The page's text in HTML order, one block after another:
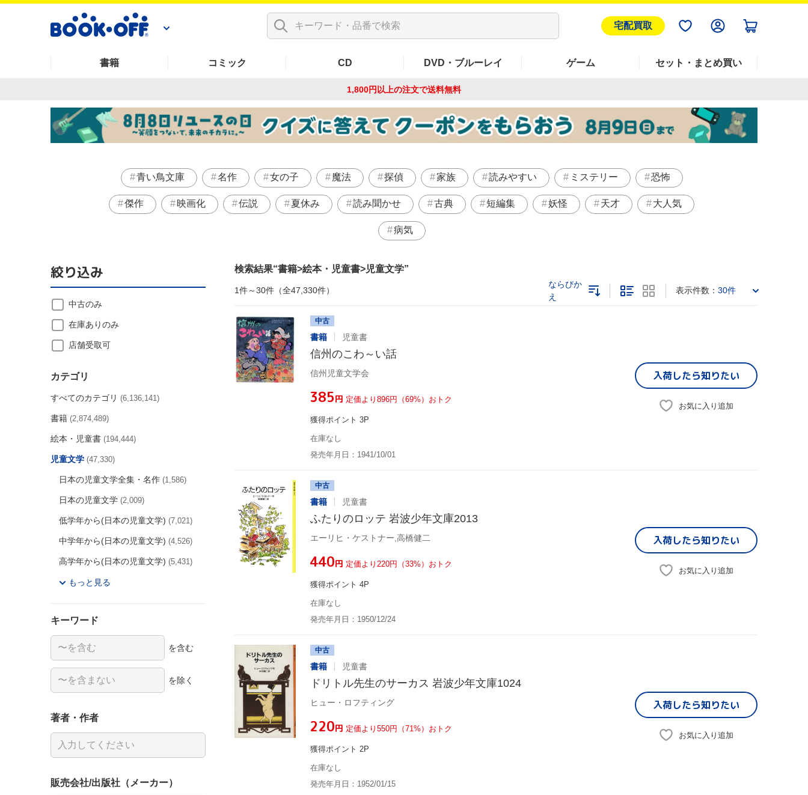
宅配買取
書籍 コミック CD DVD・ブルーレイ ゲーム セット・まとめ買い
1,800円以上の注文で送料無料
青い鳥文庫 名作 女の子 魔法 探偵 家族 読みやすい ミステリー 恐怖
傑作 映画化 伝説 夏休み 読み聞かせ 古典 短編集 妖怪 天才 大人気
病気
検索結果 書籍>絵本・児童書>児童文学
1件～30件（全47,330件）
ならびか
え
表示件数： 30件
中古
書籍 児童書
信州のこわ～い話
信州児童文学会
¥385円 定価より896円（69%）おトク
獲得ポイント 3P
在庫なし
発売年月日：1941/10/01
入荷したら知りたい
お気に入り追加
中古
書籍 児童書
ふたりのロッテ 岩波少年文庫2013
エーリヒ・ケストナー,高橋健二
¥440円 定価より220円（33%）おトク
獲得ポイント 4P
在庫なし
発売年月日：1950/12/24
入荷したら知りたい
お気に入り追加
中古
書籍 児童書
ドリトル先生のサーカス 岩波少年文庫1024
ヒュー・ロフティング
¥220円 定価より550円（71%）おトク
獲得ポイント 2P
在庫なし
発売年月日：1952/01/15
入荷したら知りたい
お気に入り追加
絞り込み
中古のみ
在庫ありのみ
店舗受取可
カテゴリ
すべてのカテゴリ (6,136,141)
書籍 (2,874,489)
絵本・児童書 (194,444)
児童文学 (47,330)
日本の児童文学全集・名作 (1,586)
日本の児童文学 (2,009)
低学年から(日本の児童文学) (7,021)
中学年から(日本の児童文学) (4,526)
高学年から(日本の児童文学) (5,431)
もっと見る
キーワード
を含む
を除く
著者・作者
販売会社/出版社（メーカー）